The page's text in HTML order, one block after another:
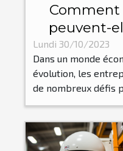
Comment
peuvent-
pour les
Lundi 30/10/2023
Dans un monde
évolution, les
de nombreux défis